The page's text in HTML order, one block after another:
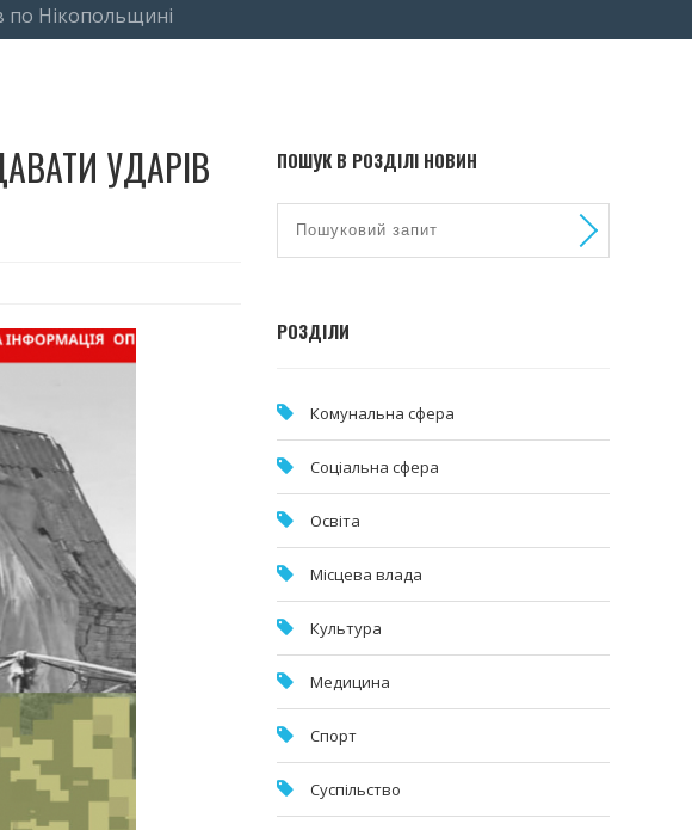
по Нікопольщині
УДАРІВ ПОШУК В РОЗДІЛІ НОВИН
РОЗДІЛИ
Комунальна cфера
Соціальна сфера
Освіта
Місцева влада
Культура
Медицина
Спорт
Суспільство